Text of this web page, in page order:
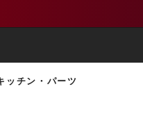
ッチン・パーツ